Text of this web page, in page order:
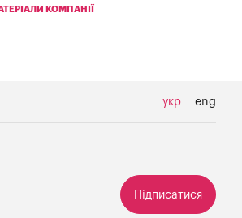
КОМПАНІЇ
укр eng
Підписатися